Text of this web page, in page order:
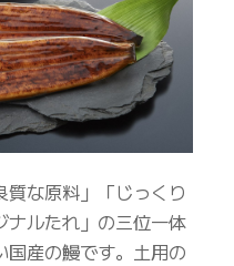
な原料」「じっくり
ナルたれ」の三位一体
国産の鰻です。土用の